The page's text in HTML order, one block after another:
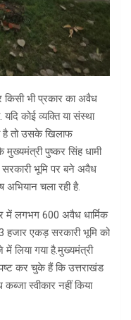
किसी भी प्रकार का अवैध
यदि कोई व्यक्ति या संस्था
है तो उसके खिलाफ
मुख्यमंत्री पुष्कर सिंह धामी
भूमि पर बने अवैध
अभियान चला रही है.
लगभग 600 अवैध धार्मिक
हजार एकड़ सरकारी भूमि को
लिया गया है.मुख्यमंत्री
कर चुके हैं कि उत्तराखंड
स्वीकार नहीं किया